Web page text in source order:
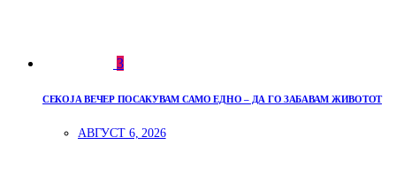
3
СЕКОЈА ВЕЧЕР ПОСАКУВАМ САМО ЕДНО – ДА ГО ЗАБАВАМ ЖИВОТОТ
АВГУСТ 6, 2026